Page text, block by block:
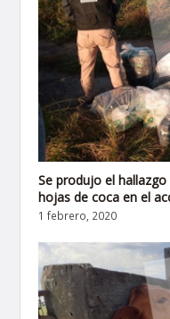
Se produjo el
hojas de coca en el
1 febrero, 2020